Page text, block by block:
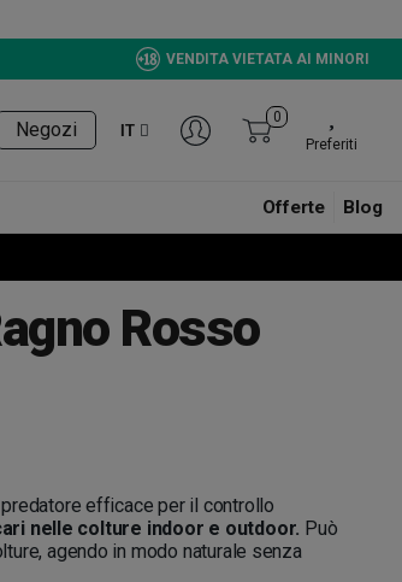
VENDITA VIETATA AI MINORI
Negozi IT
0
Preferiti
Offerte Blog
Rosso
predatore efficace per il controllo
nelle colture indoor e outdoor. Può
agendo in modo naturale senza